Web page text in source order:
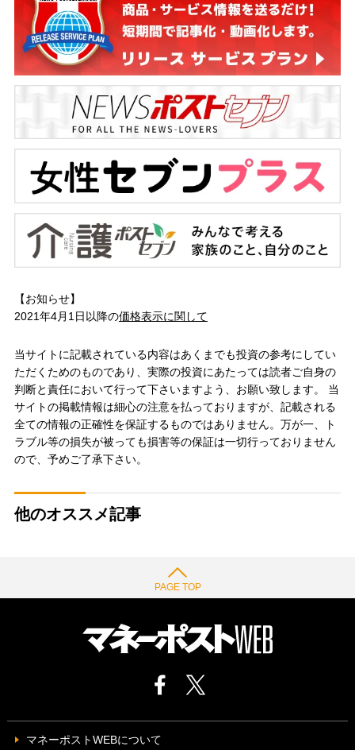
【お知らせ】
2021年4月1日以降の価格表示に関して
当サイトに記載されている内容はあくまでも投資の参考にしてい
ただくためのものであり、実際の投資にあたっては読者ご自身の
判断と責任において行って下さいますよう、お願い致します。 当
サイトの掲載情報は細心の注意を払っておりますが、記載される
全ての情報の正確性を保証するものではありません。万が一、ト
ラブル等の損失が被っても損害等の保証は一切行っておりません
ので、予めご了承下さい。
他のオススメ記事
PAGE TOP
マネーポストWEBについて